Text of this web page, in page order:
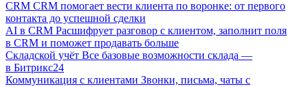
CRM CRM помогает вести клиента по воронке: от первого
контакта до успешной сделки
AI в CRM Расшифрует разговор с клиентом, заполнит поля
в CRM и поможет продавать больше
Складской учёт Все базовые возможности склада —
в Битрикс24
Коммуникация с клиентами Звонки, письма, чаты с